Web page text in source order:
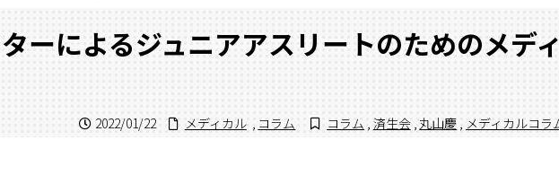
ーによるジュニアアスリートのためのメデ
2022/01/22 メディカル , コラム コラム , 済生会 , 丸山慶 , メディカルコラ